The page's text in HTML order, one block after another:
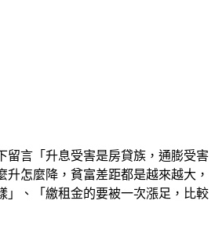
留言「升息受害是房貸族，通膨受害
升怎麼降，貧富差距都是越來越大，
、「繳租金的要被一次漲足，比較